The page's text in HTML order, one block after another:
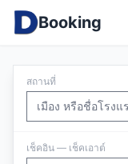
Booking
สถานที่
เช็คอิน — เช็คเอาต์